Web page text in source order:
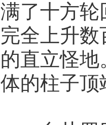
满了十方轮
完全上升
的直立怪
体的柱子顶